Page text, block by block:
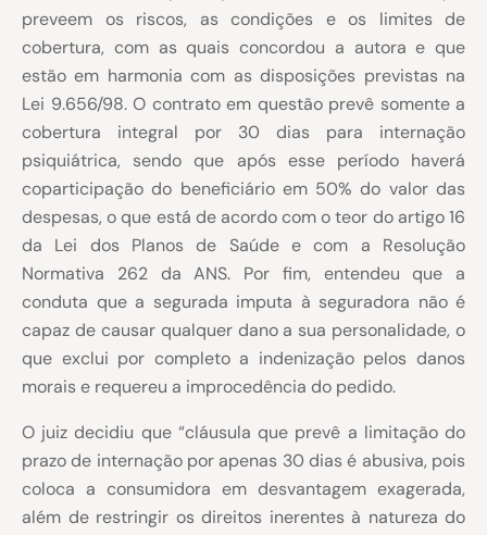
preveem os riscos, as condições e os limites de
cobertura, com as quais concordou a autora e que
estão em harmonia com as disposições previstas na
Lei 9.656/98. O contrato em questão prevê somente a
cobertura integral por 30 dias para internação
psiquiátrica, sendo que após esse período haverá
coparticipação do beneficiário em 50% do valor das
despesas, o que está de acordo com o teor do artigo 16
da Lei dos Planos de Saúde e com a Resolução
Normativa 262 da ANS. Por fim, entendeu que a
conduta que a segurada imputa à seguradora não é
capaz de causar qualquer dano a sua personalidade, o
que exclui por completo a indenização pelos danos
morais e requereu a improcedência do pedido.
O juiz decidiu que “cláusula que prevê a limitação do
prazo de internação por apenas 30 dias é abusiva, pois
coloca a consumidora em desvantagem exagerada,
além de restringir os direitos inerentes à natureza do